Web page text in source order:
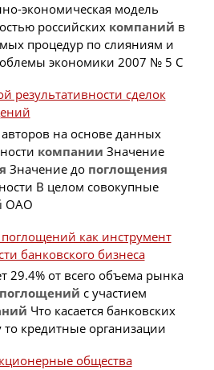
экономическая модель
российских компаний в
процедур по слияниям и
экономики 2007 № 5 С
результативности сделок
на основе данных
компании Значение
Значение до поглощения
В целом совокупные
ОАО
как инструмент
банковского бизнеса
29.4% от всего объема рынка
поглощений с участием
Что касается банковских
то кредитные организации
общества